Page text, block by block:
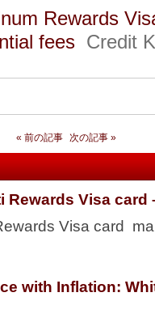
Rewards
fees Credit
« 前の記事 次の記事 »
Rewards Visa card
Visa card
with Inflation: